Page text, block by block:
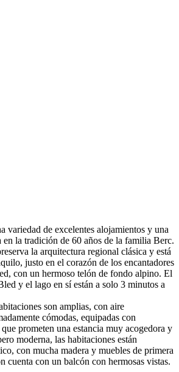
variedad de excelentes alojamientos y una
en la tradición de 60 años de la familia Berc.
la arquitectura regional clásica y está
justo en el corazón de los encantadores
con un hermoso telón de fondo alpino. El
y el lago en sí están a solo 3 minutos a
son amplias, con aire
cómodas, equipadas con
prometen una estancia muy acogedora y
moderna, las habitaciones están
con mucha madera y muebles de primera
cuenta con un balcón con hermosas vistas.